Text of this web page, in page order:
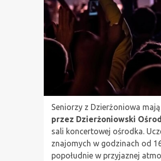
Seniorzy z Dzierżoniowa
przez Dzierżoniowski
sali koncertowej ośrodka.
znajomych w godzinach od
popołudnie w przyjaznej